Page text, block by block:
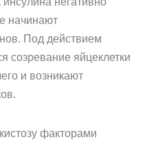
начинают
Под действием
созревание яйцеклетки
и возникают
факторами